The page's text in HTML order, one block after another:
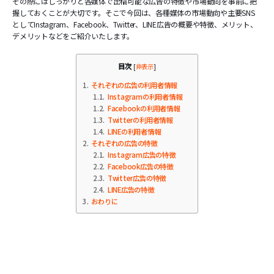
握しておくことが大切です。そこで今回は、各種媒体の市場動向や主要SNS
としてInstagram、Facebook、Twitter、LINE広告の概要や特徴、メリット、
デメリットなどをご紹介いたします。
目次 [非表示]
1 それぞれの広告の利用者情報
1.1 Instagramの利用者情報
1.2 Facebookの利用者情報
1.3
Twitterの利用者情報
1.4 LINEの利用者情報
2 それぞれの広告の特徴
2.1 Instagram広告の特徴
2.2 Facebook広告の特徴
2.3
Twitter広告の特徴
2.4 LINE広告の特徴
3
おわりに